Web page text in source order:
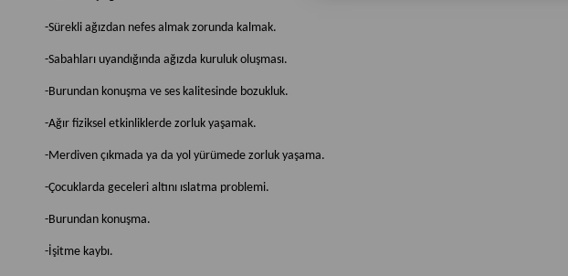
-Sürekli ağızdan nefes almak zorunda kalmak.
-Sabahları uyandığında ağızda kuruluk oluşması.
-Burundan konuşma ve ses kalitesinde bozukluk.
-Ağır fiziksel etkinliklerde zorluk yaşamak.
-Merdiven çıkmada ya da yol yürümede zorluk yaşama.
-Çocuklarda geceleri altını ıslatma problemi.
-Burundan konuşma.
-İşitme kaybı.